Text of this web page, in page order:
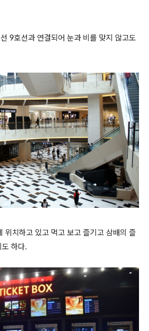
9호선과 연결되어 눈과 비를 맞지 않고도
위치하고 있고 먹고 보고 즐기고 삼배의 즐
하다.